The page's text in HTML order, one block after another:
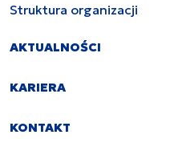
Struktura organizacji
AKTUALNOŚCI
KARIERA
KONTAKT